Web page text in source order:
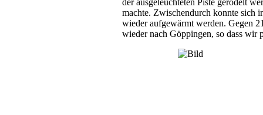
der ausgeleuchteten Piste gerodelt
machte. Zwischendurch konnte sich
wieder aufgewärmt werden. Gegen
wieder nach Göppingen, so dass